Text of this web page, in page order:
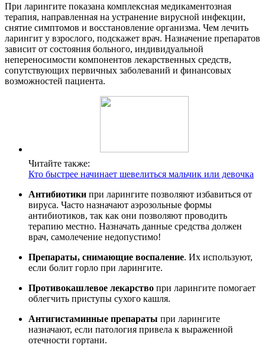
При ларингите показана комплексная медикаментозная
терапия, направленная на устранение вирусной инфекции,
снятие симптомов и восстановление организма. Чем лечить
ларингит у взрослого, подскажет врач. Назначение препаратов
зависит от состояния больного, индивидуальной
непереносимости компонентов лекарственных средств,
сопутствующих первичных заболеваний и финансовых
возможностей пациента.
Читайте также:
Кто быстрее начинает шевелиться мальчик или девочка
Антибиотики при ларингите позволяют избавиться от
вируса. Часто назначают аэрозольные формы
антибиотиков, так как они позволяют проводить
терапию местно. Назначать данные средства должен
врач, самолечение недопустимо!
Препараты, снимающие воспаление. Их используют,
если болит горло при ларингите.
Противокашлевое лекарство при ларингите помогает
облегчить приступы сухого кашля.
Антигистаминные препараты при ларингите
назначают, если патология привела к выраженной
отечности гортани.